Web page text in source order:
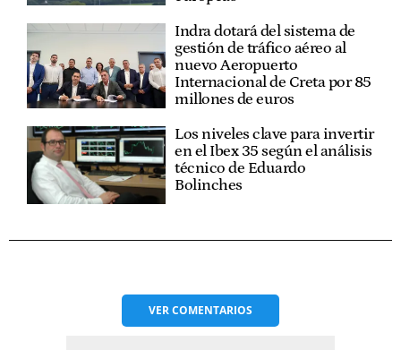
Indra dotará del sistema de
gestión de tráfico aéreo al
nuevo Aeropuerto
Internacional de Creta por 85
millones de euros
Los niveles clave para invertir
en el Ibex 35 según el análisis
técnico de Eduardo
Bolinches
VERCOMENTARIOS